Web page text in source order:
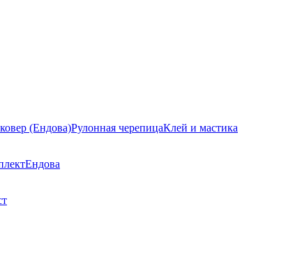
(Ендова)Рулонная черепицаКлей и мастика
Ендова